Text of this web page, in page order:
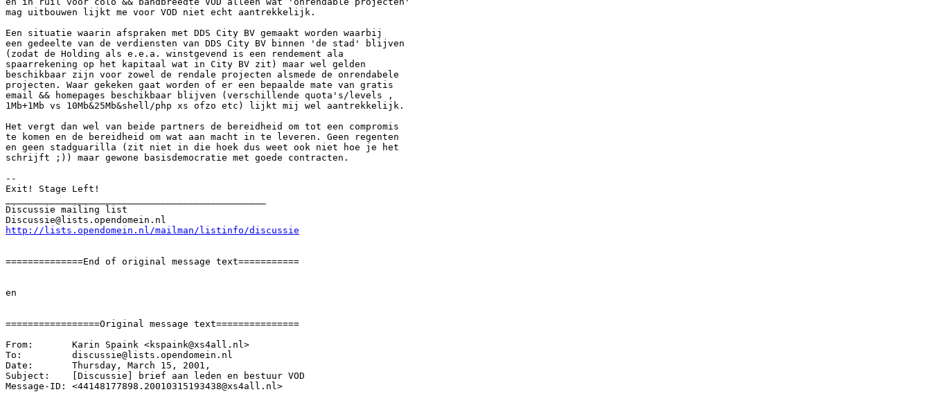
mag uitbouwen lijkt me voor VOD niet echt aantrekkelijk.
Een situatie waarin afspraken met DDS City BV gemaakt worden waarbij
een gedeelte van de verdiensten van DDS City BV binnen 'de stad' blijven
(zodat de Holding als e.e.a. winstgevend is een rendement ala
spaarrekening op het kapitaal wat in City BV zit) maar wel gelden
beschikbaar zijn voor zowel de rendale projecten alsmede de onrendabele
projecten. Waar gekeken gaat worden of er een bepaalde mate van gratis
email && homepages beschikbaar blijven (verschillende quota's/levels ,
1Mb+1Mb vs 10Mb&25Mb&shell/php xs ofzo etc) lijkt mij wel aantrekkelijk.
Het vergt dan wel van beide partners de bereidheid om tot een compromis
te komen en de bereidheid om wat aan macht in te leveren. Geen regenten
en geen stadguarilla (zit niet in die hoek dus weet ook niet hoe je het
schrijft ;)) maar gewone basisdemocratie met goede contracten.
--
Exit! Stage Left!
Discussie mailing list
http://lists.opendomein.nl/mailman/listinfo/discussie
==============End of original message text===========
en
=================Original message text===============
From:       Karin Spaink <kspaink@xs4all.nl>
To:         discussie@lists.opendomein.nl
Date:       Thursday, March 15, 2001,
Subject:    [Discussie] brief aan leden en bestuur VOD
Message-ID: <44148177898.20010315193438@xs4all.nl>